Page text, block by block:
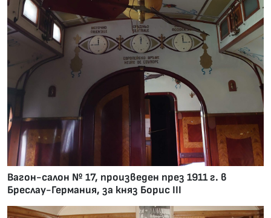
Вагон-салон № 17, произведен през 1911 г. в
Бреслау-Германия, за княз Борис III